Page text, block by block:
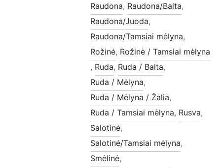
Raudona, Raudona/Balta,
Raudona/Juoda,
Raudona/Tamsiai mėlyna,
Rožinė, Rožinė / Tamsiai mėlyna
, Ruda, Ruda / Balta,
Ruda / Mėlyna,
Ruda / Mėlyna / Žalia,
Ruda / Tamsiai mėlyna, Rusva,
Salotinė,
Salotinė/Tamsiai mėlyna,
Smėlinė,